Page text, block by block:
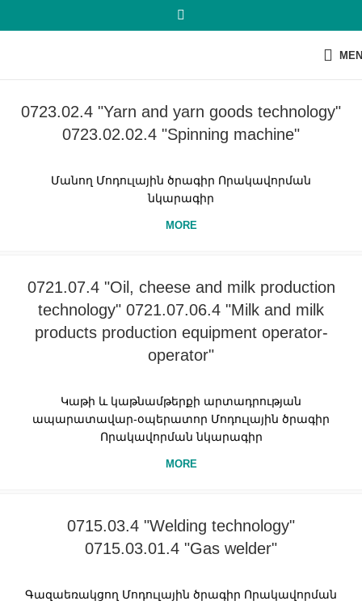
0723.02.4 "Yarn and yarn goods technology"
0723.02.02.4 "Spinning machine"
Մանող Մոդուլային ծրագիր Որակավորման
նկարագիր
MORE
0721.07.4 "Oil, cheese and milk production
technology" 0721.07.06.4 "Milk and milk
products production equipment operator-
operator"
Կաթի և կաթնամթերքի արտադրության
ապարատավար-օպերատոր Մոդուլային ծրագիր
Որակավորման նկարագիր
MORE
0715.03.4 "Welding technology"
0715.03.01.4 "Gas welder"
Գազաեռակցող Մոդուլային ծրագիր Որակավորման